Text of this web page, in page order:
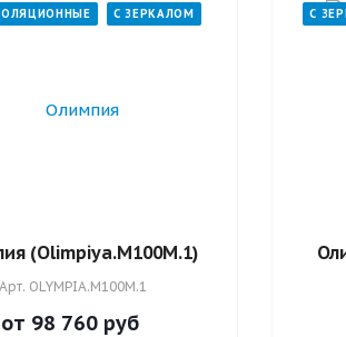
С ЗЕРКАЛОМ
(Оlimpiya.M100M.1)
Арт. OLYMPIA.M100M.1
от 98 760 руб
С